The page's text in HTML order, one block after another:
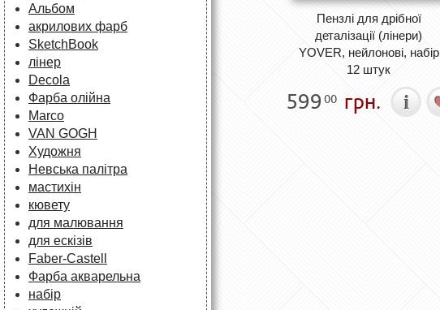
Альбом
акрилових фарб
SketchBook
лінер
Decola
Фарба олійна
Marco
VAN GOGH
Художня
Невська палітра
мастихін
кювету
для малювання
для ескізів
Faber-Castell
Фарба акварельна
набір
Пензлі для дрібної
деталізації (лінери)
YOVER, нейлонові, набір
12 штук
599 00 грн.